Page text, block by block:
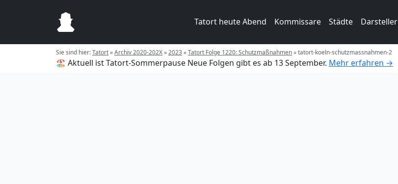
Tatort heute Abend Kommissare Städte Darsteller
Sie sind hier:Tatort»Archiv 2020-202X»2023»Tatort Folge 1220: Schutzmaßnahmen»tatort-koeln-schutzmassnahmen-2
🏖️ Aktuell ist Tatort-Sommerpause Neue Folgen gibt es ab 13 September. Mehr erfahren →